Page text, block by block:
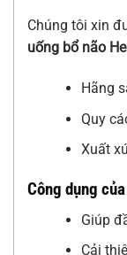
Chúng tôi xin
uống bổ não
Hãng
Quy
Xuất
Công dụng
Giúp
Cải